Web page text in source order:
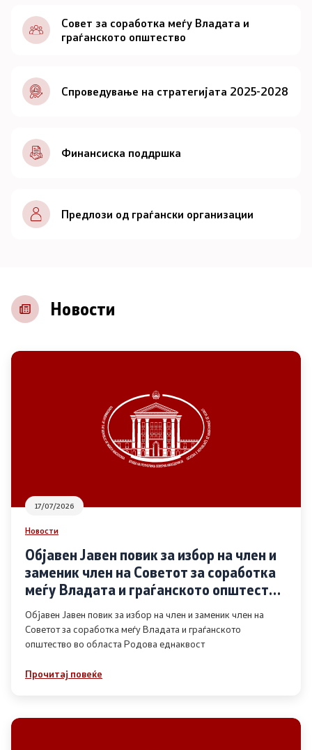
Документи
Совет
За советот
Документи
Записници и дневни редови од седниците на
Советот
Контакт
Основање на здружение
Дијалог меѓу Владата и граѓанскиот сектор
Отворени денови за иницијативи на граѓанските
организации
Финансиска поддршка
Совет за соработка меѓу Владата и
граѓанското општество
Спроведување на стратегијата 2025-2028
Финансиска поддршка
Предлози од граѓански организации
Новости
17/07/2026
Новости
Објавен Јавен повик за избор на член и
заменик член на Советот за соработка
меѓу Владата и граѓанското општество
во областа Родова еднаквост
Објавен Јавен повик за избор на член и заменик член на
Советот за соработка меѓу Владата и граѓанското
општество во областа Родова еднаквост
Прочитај повеќе